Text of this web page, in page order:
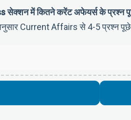
सेक्शन में कितने करेंट अफेयर्स के प्रश्न
Current Affairs से 4-5 प्रश्न पूछे